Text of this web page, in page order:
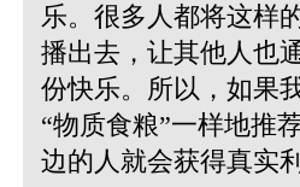
乐。很多人都将这样
播出去，让其他人也
份快乐。所以，如果
“物质食粮”一样地推
边的人就会获得真实利